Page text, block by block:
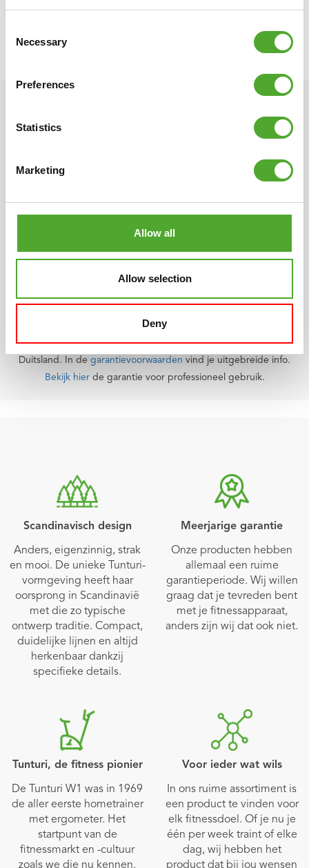
Selection
Necessary
Preferences
Statistics
Marketing
Allow all
Allow selection
Deny
Let op: dit betreft garantie voor thuisgebruik in de Benelux en
Duitsland. In de garantievoorwaarden vind je uitgebreide info.
Bekijk hierde garantie voor professioneel gebruik.
Scandinavisch design
Anders, eigenzinnig, strak
en mooi. De unieke Tunturi-
vormgeving heeft haar
oorsprong in Scandinavië
met die zo typische
ontwerp traditie. Compact,
duidelijke lijnen en altijd
herkenbaar dankzij
specifieke details.
Meerjarige garantie
Onze producten hebben
allemaal een ruime
garantieperiode. Wij willen
graag dat je tevreden bent
met je fitnessapparaat,
anders zijn wij dat ook niet.
Tunturi, de fitness pionier
De Tunturi W1 was in 1969
de aller eerste hometrainer
met ergometer. Het
startpunt van de
fitnessmarkt en -cultuur
zoals we die nu kennen.
Voor ieder wat wils
In ons ruime assortiment is
een product te vinden voor
elk fitnessdoel. Of je nu je
één per week traint of elke
dag, wij hebben het
product dat bij jou wensen